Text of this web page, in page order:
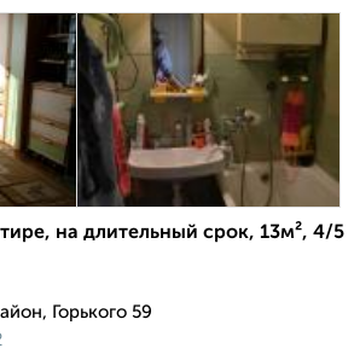
на длительный срок, 13м², 4/5
Горького 59